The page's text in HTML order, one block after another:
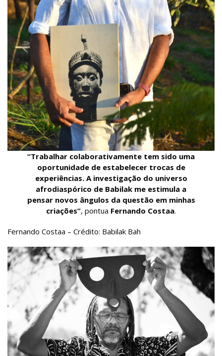
“Trabalhar colaborativamente tem sido uma
oportunidade de estabelecer trocas de
experiências. A investigação do universo
afrodiaspórico de Babilak me estimula a
pensar novos ângulos da questão em minhas
criações”, pontua Fernando Costaa.
Fernando Costaa – Crédito: Babilak Bah